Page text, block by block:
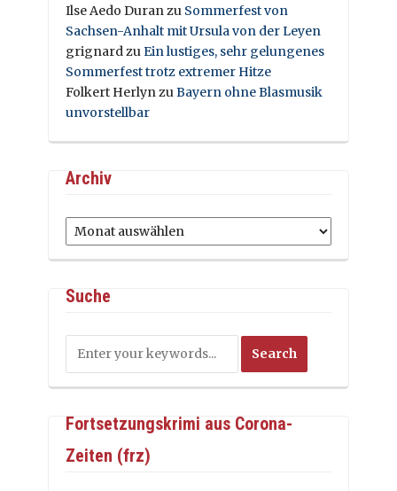
Ilse Aedo Duranzu Sommerfest von
Sachsen-Anhalt mit Ursula von der Leyen
grignardzuEin lustiges, sehr gelungenes
Sommerfest trotz extremer Hitze
Folkert HerlynzuBayern ohne Blasmusik
unvorstellbar
Archiv
Archiv
Suche
Fortsetzungskrimi aus Corona-
Zeiten (frz)